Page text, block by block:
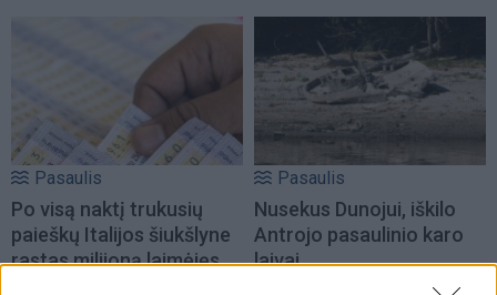
Pasaulis
Po visą naktį trukusių
paieškų Italijos šiukšlyne
rastas milijoną laimėjęs
Pasaulis
Nusekus Dunojui, iškilo
Antrojo pasaulinio karo
laivai